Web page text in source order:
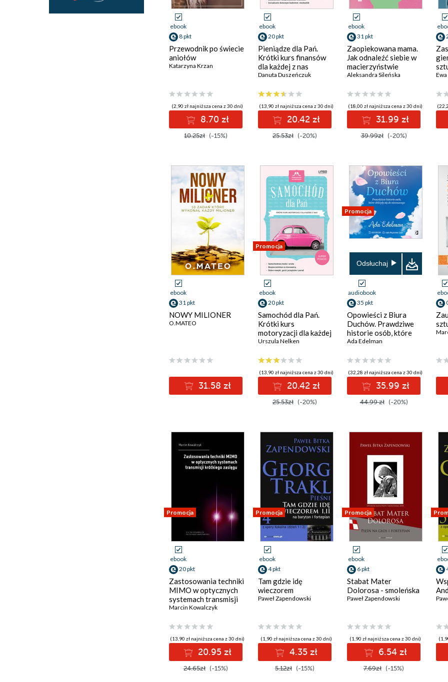
ebook
8 pkt
Przewodnik po świecie
aniołów
Katarzyna Krzan
(2,90 zł najniższa cena z 30 dni)
8.70 zł
10.25zł (-15%)
ebook
20 pkt
Pieniądze dla Pań.
Krótki kurs finansów
dla każdej z nas
Danuta Duszeńczuk
(13,90 zł najniższa cena z 30 dni)
20.42 zł
25.53zł (-20%)
ebook
31 pkt
Zaopiekowana mama.
Jak odnaleźć siebie w
macierzyństwie
Aleksandra Sileńska
(18,00 zł najniższa cena z 30 dni)
31.99 zł
39.99zł (-20%)
ebook
31 pkt
NOWY MILIONER
O.MATEO
31.58 zł
Promocja
ebook
20 pkt
Samochód dla Pań.
Krótki kurs
motoryzacji dla każdej
z nas
Urszula Nelken
(13,90 zł najniższa cena z 30 dni)
20.42 zł
25.53zł (-20%)
Promocja
Odsłuchaj
audiobook
35 pkt
Opowieści z Biura
Duchów. Prawdziwe
historie osób, które
zbliżyły się do
Ada Edelman
(32,28 zł najniższa cena z 30 dni)
35.99 zł
44.99 zł (-20%)
Promocja
ebook
20 pkt
Zastosowania techniki
MIMO w optycznych
systemach transmisji
krótkiego zasięgu
Marcin Kowalczyk
(13,90 zł najniższa cena z 30 dni)
20.95 zł
24.65zł (-15%)
Promocja
ebook
4 pkt
Tam gdzie idę
wieczorem
Paweł Zapendowski
(1,90 zł najniższa cena z 30 dni)
4.35 zł
5.12zł (-15%)
Promocja
ebook
6 pkt
Stabat Mater
Dolorosa - smoleńska
Paweł Zapendowski
(1,90 zł najniższa cena z 30 dni)
6.54 zł
7.69zł (-15%)